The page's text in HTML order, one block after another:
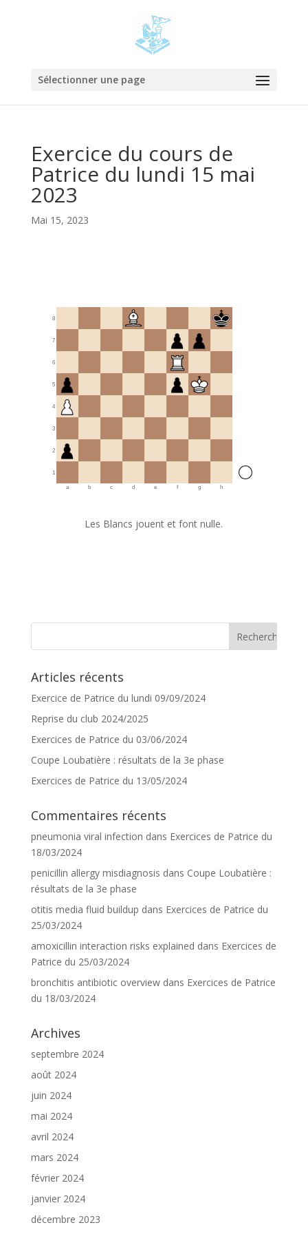
Sélectionner une page
Exercice du cours de
Patrice du lundi 15 mai
2023
Mai 15, 2023
1
2
3
4
5
6
7
8
a b c d e f g h
Les Blancs jouent et font nulle.
Articles récents
Exercice de Patrice du lundi 09/09/2024
Reprise du club 2024/2025
Exercices de Patrice du 03/06/2024
Coupe Loubatière : résultats de la 3e phase
Exercices de Patrice du 13/05/2024
Commentaires récents
pneumonia viral infection dans Exercices de Patrice du
18/03/2024
penicillin allergy misdiagnosis dans Coupe Loubatière :
résultats de la 3e phase
otitis media fluid buildup dans Exercices de Patrice du
25/03/2024
amoxicillin interaction risks explained dans Exercices de
Patrice du 25/03/2024
bronchitis antibiotic overviewdans Exercices de Patrice
du 18/03/2024
Archives
septembre 2024
août 2024
juin 2024
mai 2024
avril 2024
mars 2024
février 2024
janvier 2024
décembre 2023